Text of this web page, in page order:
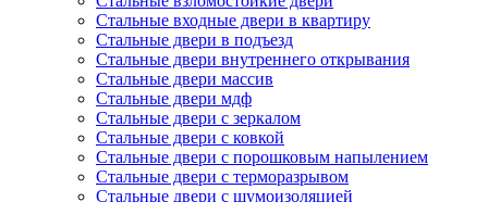
Стальные входные двери в квартиру
Стальные двери в подъезд
Стальные двери внутреннего открывания
Стальные двери массив
Стальные двери мдф
Стальные двери с зеркалом
Стальные двери с ковкой
Стальные двери с порошковым напылением
Стальные двери с терморазрывом
Стальные двери с шумоизоляцией